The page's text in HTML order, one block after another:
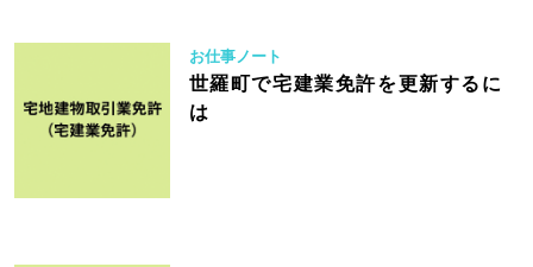
お仕事ノート
世羅町で宅建業免許を更新するに
は